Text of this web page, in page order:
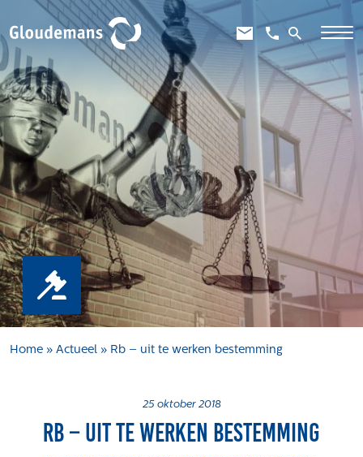
Expertises
Gebiedsontwikkeling
Gebiedseconomie
Grondstrategie en -verwerving
Taxaties overheid
Taxaties zakelijk
Schadevergoedingsrecht
Rentmeesterij
Transities
Tender-light voormalige St. Josefschool in
Brunssum
Home » Actueel » Rb – uit te werken bestemming
25 oktober 2018
Rb – uit te werken bestemming